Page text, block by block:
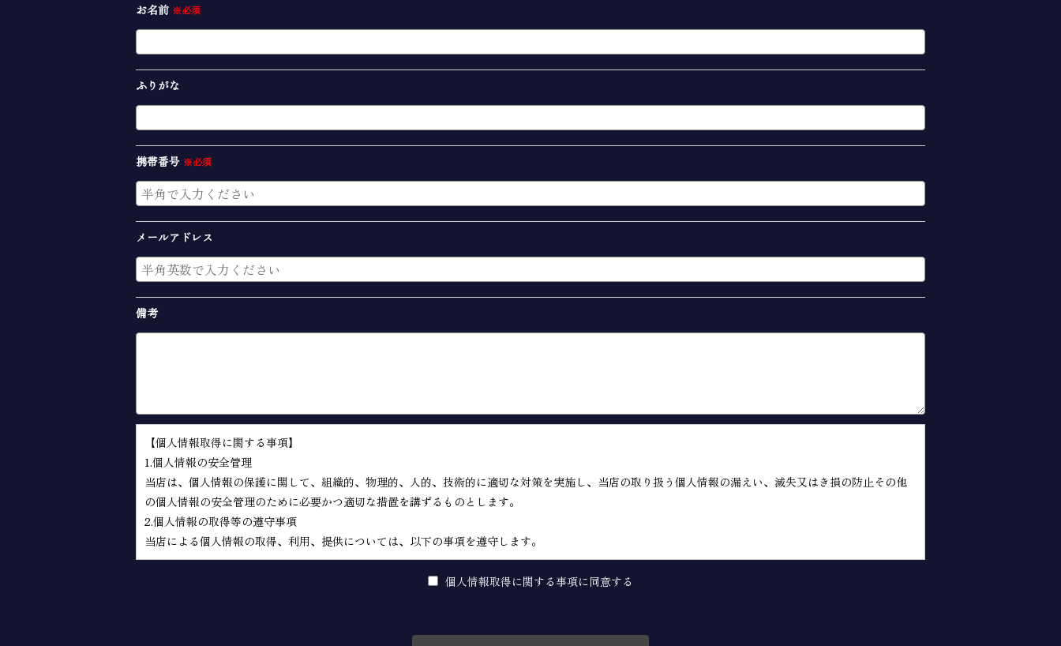
お名前 ※必須
ふりがな
携帯番号 ※必須
メールアドレス
備考
【個人情報取得に関する事項】
1.個人情報の安全管理
当店は、個人情報の保護に関して、組織的、物理的、人的、技術的に適切な対策を実施し、当店の取り扱う個人情報の漏えい、滅失又はき損の防止その他
の個人情報の安全管理のために必要かつ適切な措置を講ずるものとします。
2.個人情報の取得等の遵守事項
当店による個人情報の取得、利用、提供については、以下の事項を遵守します。
(1)個人情報の取得
当店は、当店が管理するインターネットによる情報提供サイト（以下「本サイト」といいます。）の運営に必要な範囲で、本サイトの一般利用者（以下
個人情報取得に関する事項に同意する